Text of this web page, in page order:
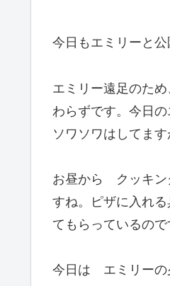
今日もエミリーと公
エミリー遠足のた
わらずです。今日
ソワソワはしてます
お昼から クッキン
すね。ピザに入れ
てもらっているの
今日は エミリーの